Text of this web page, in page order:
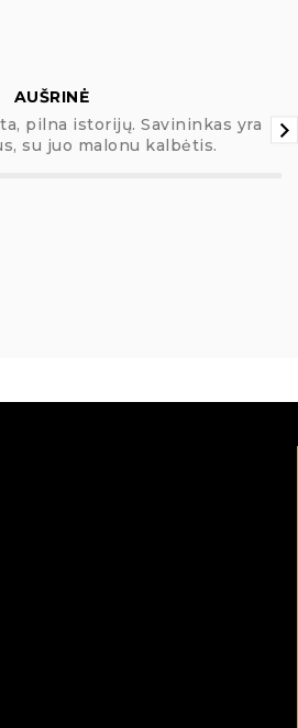
pilna istorijų. Savininkas yra
su juo malonu kalbėtis.
AUŠRINĖ